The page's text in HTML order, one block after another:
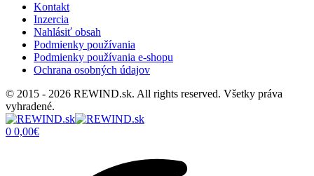
Kontakt
Inzercia
Nahlásiť obsah
Podmienky používania
Podmienky používania e-shopu
Ochrana osobných údajov
© 2015 - 2026 REWIND.sk. All rights reserved. Všetky práva
vyhradené.
0 0,00€